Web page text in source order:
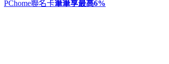
PChome聯名卡筆筆享最高6%